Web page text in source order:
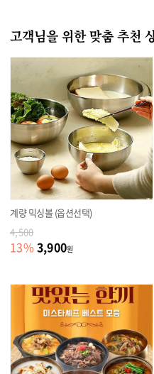
고객님을 위한 맞춤 추천
계량 믹싱볼 (옵션선택)
4,500
13% 3,900원